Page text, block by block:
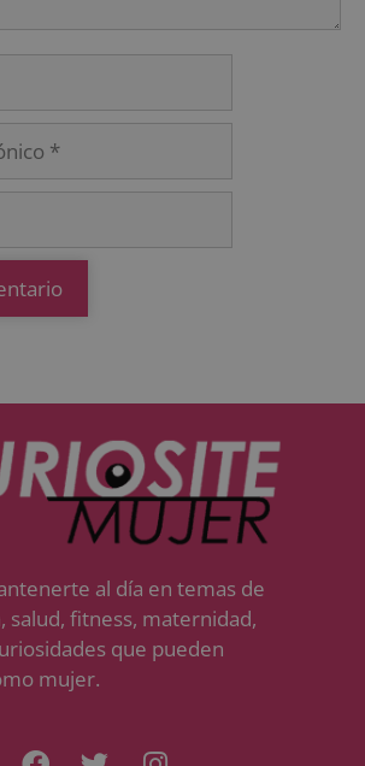
al día en temas de
salud, fitness, maternidad,
que pueden
mujer.